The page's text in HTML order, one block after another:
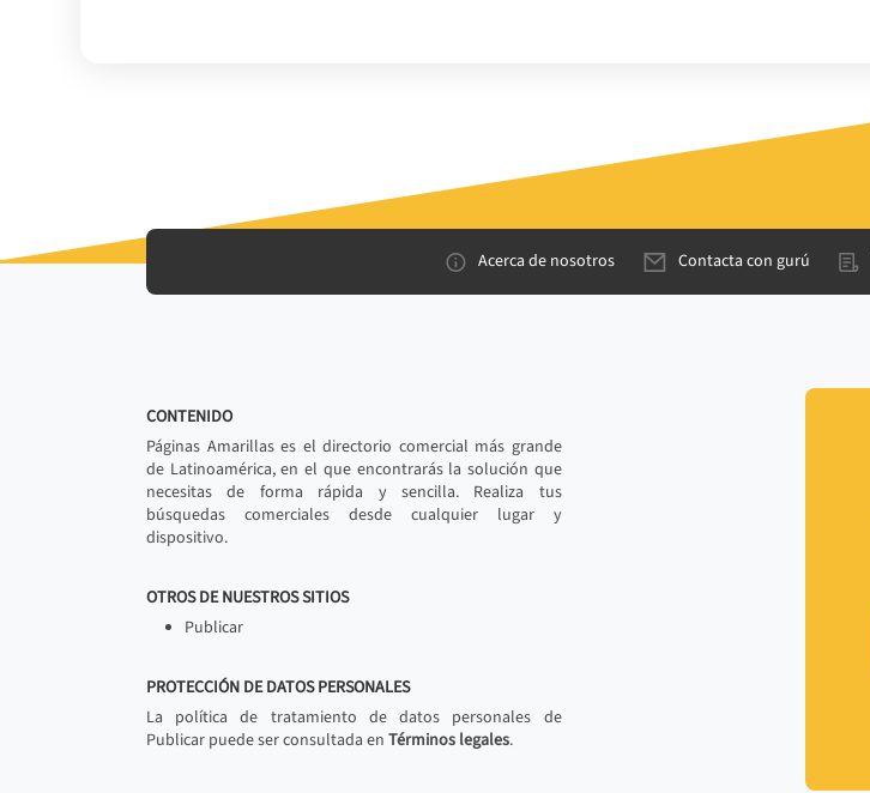
Acerca de nosotros Contacta con gurú
CONTENIDO
Páginas Amarillas es el directorio comercial más grande
de Latinoamérica, en el que encontrarás la solución que
necesitas de forma rápida y sencilla. Realiza tus
búsquedas comerciales desde cualquier lugar y
dispositivo.
OTROS DE NUESTROS SITIOS
Publicar
PROTECCIÓN DE DATOS PERSONALES
La política de tratamiento de datos personales de
Publicar puede ser consultada en Términos legales.